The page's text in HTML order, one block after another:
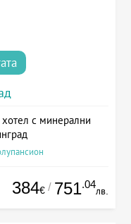
с минерални
384€ / 751.04
лв.